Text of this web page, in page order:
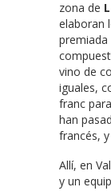
zona de
elaboran
premiada
vino de
iguales,
franc
han
francés,
Allí, en
y un